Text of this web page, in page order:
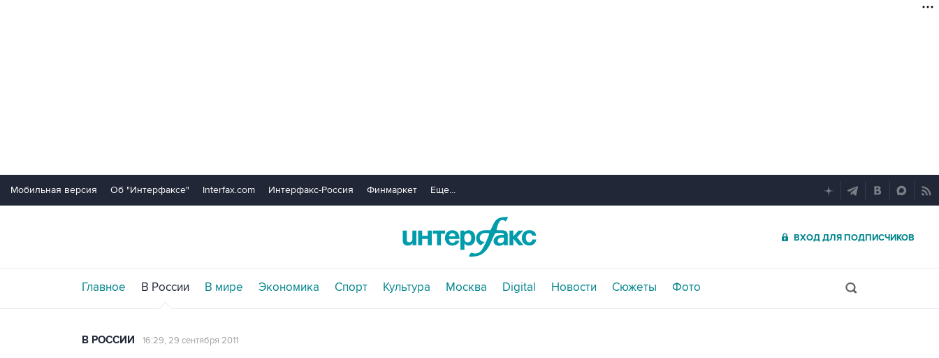
Мобильная версия Об "Интерфаксе" Interfax.com Интерфакс-Россия Финмаркет Еще...
ВХОД ДЛЯ ПОДПИСЧИКОВ
Главное В России В мире Экономика Спорт Культура Москва Digital Новости Сюжеты Фото
В РОССИИ 16:29, 29 сентября 2011